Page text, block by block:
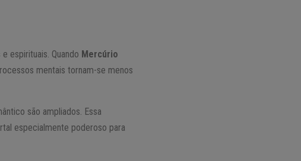
espirituais. Quando Mercúrio
mentais tornam-se menos
são ampliados. Essa
especialmente poderoso para